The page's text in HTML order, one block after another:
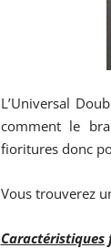
L’Universal
comment le
fioritures donc
Vous trouverez
Caractéristiques